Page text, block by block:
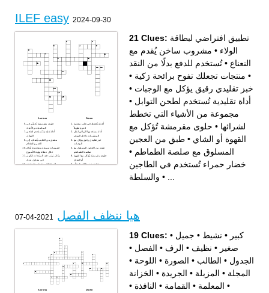
ILEF easy 2024-09-30
Across
حلوى مقرمشة تُحضّر في
المناسبات والأعياد
أداة تقليدية تُستخدم لطحن
التوابل
مشتق من الحليب يُضاف إلى
الخبز والطعام
خصومات سريعة ومحدودة تُقام
خلال عطلة نهاية الأسبوع
مكان ترتب فيه المنتجات لتكون
في متناول يديك
الورقة التي تحصل عليها بعد
Down
أغذية تُحفظ في علب معدنية
لتدوم طويلاً
أداة يستخدمها الزبائن لنقل
المشتريات داخل المتجر
خبز تقليدي رقيق يؤكل مع
الوجبات
طبق من العجين المسلوق مع
صلصة الطماطم
حلوى مقرمشة تُؤكل مع القهوة
أو الشاي
بضائع مصدرها المزارع أو
21 Clues: تطبيق افتراضي لبطاقة
الولاء • مشروب ساخن يُقدم مع
النعناع •تُستخدم للدفع بدلًا من النقد
• منتجات تجعلك تفوح برائحة زكية •
خبز تقليدي رقيق يؤكل مع الوجبات •
أداة تقليدية تُستخدم لطحن التوابل •
مجموعة من الأشياء التي تخطط
لشرائها • حلوى مقرمشة تُؤكل مع
القهوة أو الشاي • طبق من العجين
المسلوق مع صلصة الطماطم •
خضار حمراء تُستخدم في الطاجين
والسلطة •
هيا ننظف الفصل 2021-04-07
Across
Down
19 Clues: کبير • نشيط • جميل •
صغير • نظيف • الرف • الفصل •
الجدول • الطالب • الصورة • اللوحة •
المجلة • المزبلة • الجريدة • الخزانة
• المعلمة • القمامة • النافذة •